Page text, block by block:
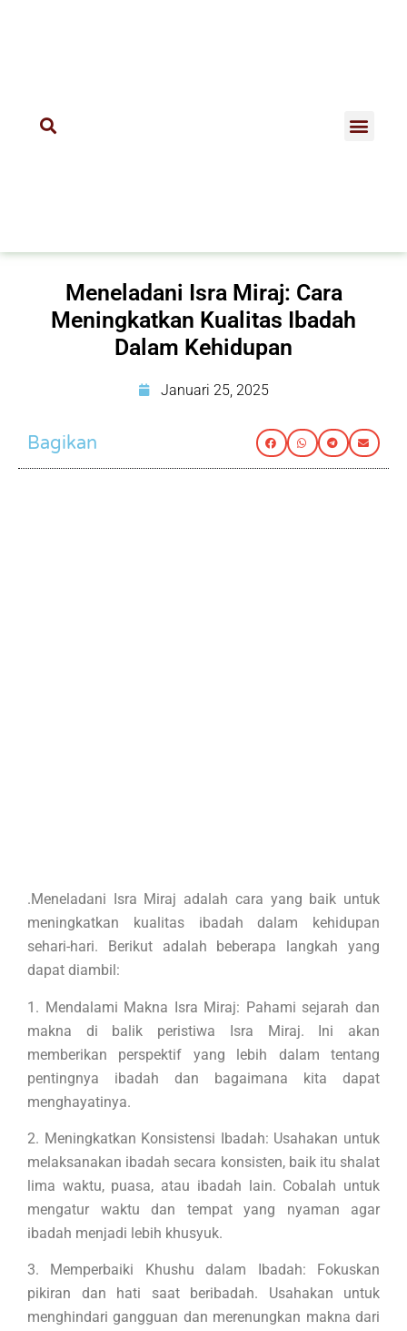
Meneladani Isra Miraj: Cara
Meningkatkan Kualitas Ibadah
Dalam Kehidupan
Januari 25, 2025
Bagikan
.Meneladani Isra Miraj adalah cara yang baik untuk
meningkatkan kualitas ibadah dalam kehidupan
sehari-hari. Berikut adalah beberapa langkah yang
dapat diambil:
1. Mendalami Makna Isra Miraj: Pahami sejarah dan
makna di balik peristiwa Isra Miraj. Ini akan
memberikan perspektif yang lebih dalam tentang
pentingnya ibadah dan bagaimana kita dapat
menghayatinya.
2. Meningkatkan Konsistensi Ibadah: Usahakan untuk
melaksanakan ibadah secara konsisten, baik itu shalat
lima waktu, puasa, atau ibadah lain. Cobalah untuk
mengatur waktu dan tempat yang nyaman agar
ibadah menjadi lebih khusyuk.
3. Memperbaiki Khushu dalam Ibadah: Fokuskan
pikiran dan hati saat beribadah. Usahakan untuk
menghindari gangguan dan merenungkan makna dari